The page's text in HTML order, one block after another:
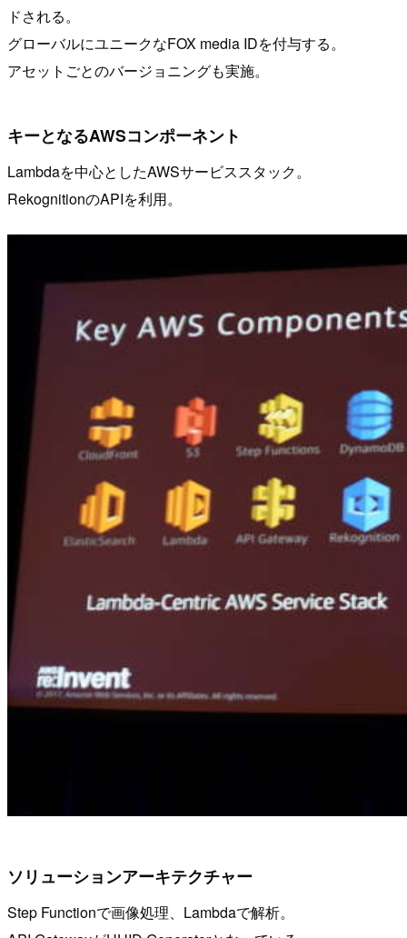
ドされる。
グローバルにユニークなFOX media IDを付与する。
アセットごとのバージョニングも実施。
キーとなるAWSコンポーネント
Lambdaを中心としたAWSサービススタック。
RekognitionのAPIを利用。
ソリューションアーキテクチャー
Step Functionで画像処理、Lambdaで解析。